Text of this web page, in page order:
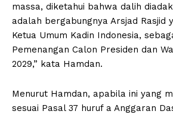
massa, diketahui bahwa dalih
adalah bergabungnya Arsjad Rasjid
Ketua Umum Kadin Indonesia,
Pemenangan Calon Presiden dan
2029,” kata Hamdan.
Menurut Hamdan, apabila ini yang
sesuai Pasal 37 huruf a Anggaran